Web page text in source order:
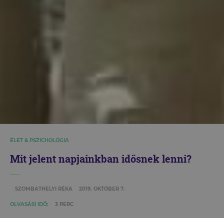
ÉLET & PSZICHOLÓGIA
Mit jelent napjainkban idősnek lenni?
SZOMBATHELYI RÉKA 2019. OKTÓBER 7.
OLVASÁSI IDŐ: 3 PERC